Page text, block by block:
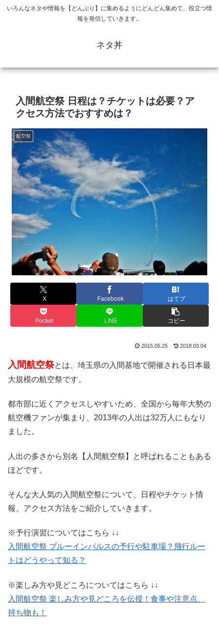
いろんなネタや情報を【どんぶり】に集めるようにどんどん集めて、役立つ情
報を発信していきます。
ネタ丼
入間航空祭 日程は？チケットは必要？ア
クセス方法でおすすめは？
航空祭
X Facebook はてブ
Pocket LINE コピー
2015.05.25 2018.03.04
入間航空祭とは、埼玉県の入間基地で開催される日本最
大規模の航空祭です。
都市部に近くアクセスしやすいため、全国から毎年大勢の
航空機ファンが集まり、2013年の人出は32万人にもなり
ました。
人出の多さから別名【人間航空祭】と呼ばれることもある
ほどです。
そんな大人気の入間航空祭について、日程やチケット情
報、アクセス方法をご紹介していきます。
※予行演習についてはこちら ↓↓
入間航空祭 ブルーインパルスの予行や駐車場？飛行ルー
トはどうやって知る？
※楽しみ方や見どころについてはこちら ↓↓
入間航空祭 楽しみ方や見どころを伝授！食事や注意点、
持ち物も！